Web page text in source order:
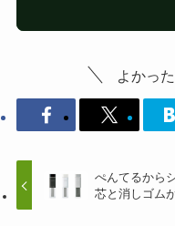
よかっ
ぺんてるから
芯と消しゴム